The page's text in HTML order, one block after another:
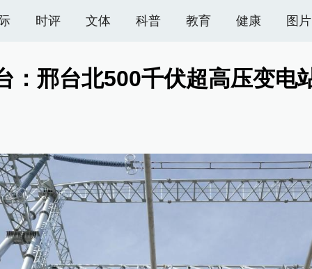
时评 文体 科普 教育 健康 图片
：邢台北500千伏超高压变电